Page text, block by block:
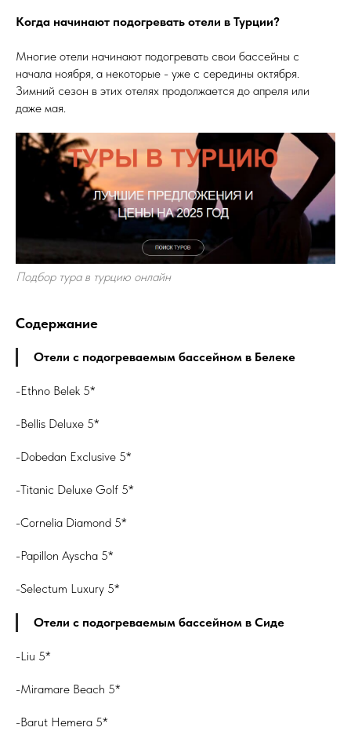
Когда начинают подогревать отели в Турции?
Многие отели начинают подогревать свои бассейны с
начала ноября, а некоторые - уже с середины октября.
Зимний сезон в этих отелях продолжается до апреля или
даже мая.
Подбор тура в турцию онлайн
Содержание
Отели с подогреваемым бассейном в Белеке
-Ethno Belek 5*
-Bellis Deluxe 5*
-Dobedan Exclusive 5*
-Titanic Deluxe Golf 5*
-Cornelia Diamond 5*
-Papillon Ayscha 5*
-Selectum Luxury 5*
Отели с подогреваемым бассейном в Сиде
-Liu 5*
-Miramare Beach 5*
-Barut Hemera 5*